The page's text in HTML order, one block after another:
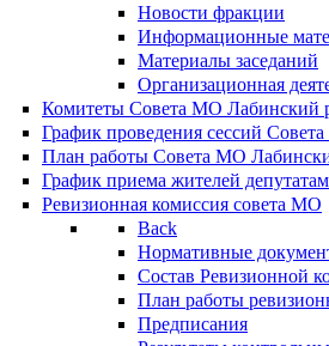
Новости фракции
Информационные
Материалы заседаний
Организационная
Комитеты Совета МО Лабинский
График проведения сессий
План работы Совета МО
График приема жителей
Ревизионная комиссия совета МО
Back
Нормативные
Состав Ревизионной
План работы
Предписания